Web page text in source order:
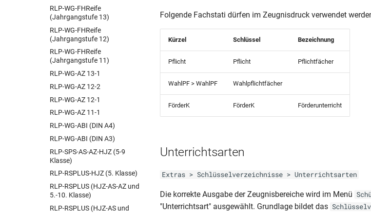
BER-Schul Z 324 (04.23)
BER-Schul Z 324 (03.16)
BER-Schul Z 324 (03.22)
BER-Schul Z 324 (11.19)
BER-Schul Z 325 (04.23)
BER-Schul Z 350 (10.07)
BER-Schul Z 351
(10.18)_Kolleg
BER-Schul Z 351
(10.18)_Oberstufe
BER-Schul Z 351
(11.19)_Kolleg
BER-Schul Z 351
(11.19)_Oberstufe
BER-Schul Z 351
(03.23)_Kolleg
BER-Schul Z 351
(03.23)_Oberstufe
RLP-WG-FHReife
(Jahrgangstufe 13)
RLP-WG-FHReife
(Jahrgangstufe 12)
RLP-WG-FHReife
(Jahrgangstufe 11)
RLP-WG-AZ 13-1
RLP-WG-AZ 12-2
RLP-WG-AZ 12-1
RLP-WG-AZ 11-1
RLP-WG-ABI (DIN A4)
RLP-WG-ABI (DIN A3)
RLP-SPS-AS-AZ-HJZ (5-9
Klasse)
RLP-RSPLUS-HJZ (5. Klasse)
RLP-RSPLUS (HJZ-AS-AZ und
5.-10. Klasse)
RLP-RSPLUS (HJZ-AS und
Folgende Fachstati dürfen im Zeugnisdruck verwendet
Kürzel Schlüssel Bezeichnung
Pflicht Pflicht Pflichtfächer
WahlPF > WahlPF Wahlpflichtfächer
FörderK FörderK Förderunterricht
Unterrichtsarten
Extras > Schlüsselverzeichnisse > Unterrichtsarten
Die korrekte Ausgabe der Zeugnisbereiche wird im Menü
"Unterrichtsart" ausgewählt. Grundlage bildet das